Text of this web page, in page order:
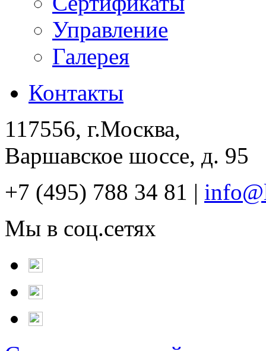
Управление
Галерея
Контакты
117556, г.Москва,
Варшавское шоссе, д. 95
+7 (495) 788 34 81 |
Мы в соц.сетях